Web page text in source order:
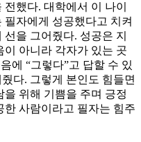
했다. 대학에서 이 나이
자에게 성공했다고 치켜
을 그어줬다. 성공은 지
아니라 각자가 있는 곳
에 “그렇다”고 답할 수 있
다. 그렇게 본인도 힘들면
위해 기쁨을 주며 긍정
한 사람이라고 필자는 힘주